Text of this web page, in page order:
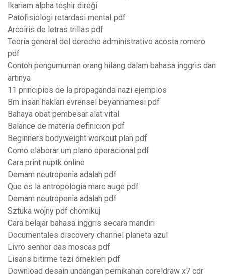
Ikariam alpha teşhir direği
Patofisiologi retardasi mental pdf
Arcoiris de letras trillas pdf
Teoría general del derecho administrativo acosta romero
pdf
Contoh pengumuman orang hilang dalam bahasa inggris dan
artinya
11 principios de la propaganda nazi ejemplos
Bm insan hakları evrensel beyannamesi pdf
Bahaya obat pembesar alat vital
Balance de materia definicion pdf
Beginners bodyweight workout plan pdf
Como elaborar um plano operacional pdf
Cara print nuptk online
Demam neutropenia adalah pdf
Que es la antropologia marc auge pdf
Demam neutropenia adalah pdf
Sztuka wojny pdf chomikuj
Cara belajar bahasa inggris secara mandiri
Documentales discovery channel planeta azul
Livro senhor das moscas pdf
Lisans bitirme tezi örnekleri pdf
Download desain undangan pernikahan coreldraw x7 cdr